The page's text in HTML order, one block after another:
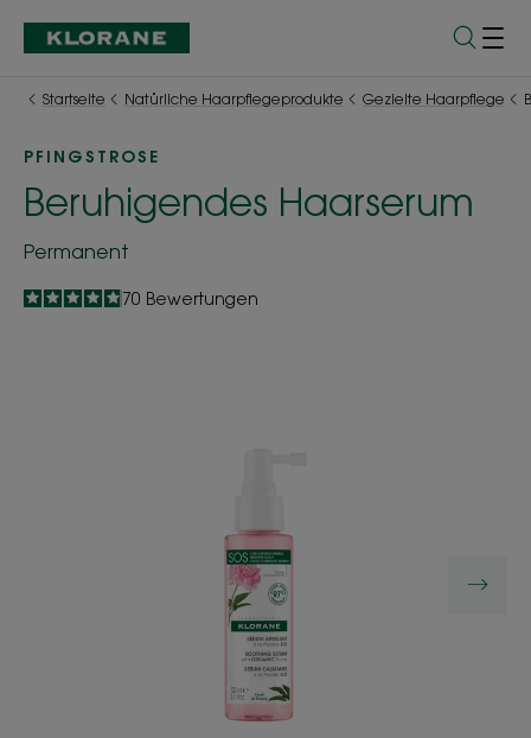
Startseite Natürliche Haarpflegeprodukte Gezielte Haarpflege
PFINGSTROSE
Beruhigendes Haarserum
Permanent
4.9
/
5
70 Bewertungen